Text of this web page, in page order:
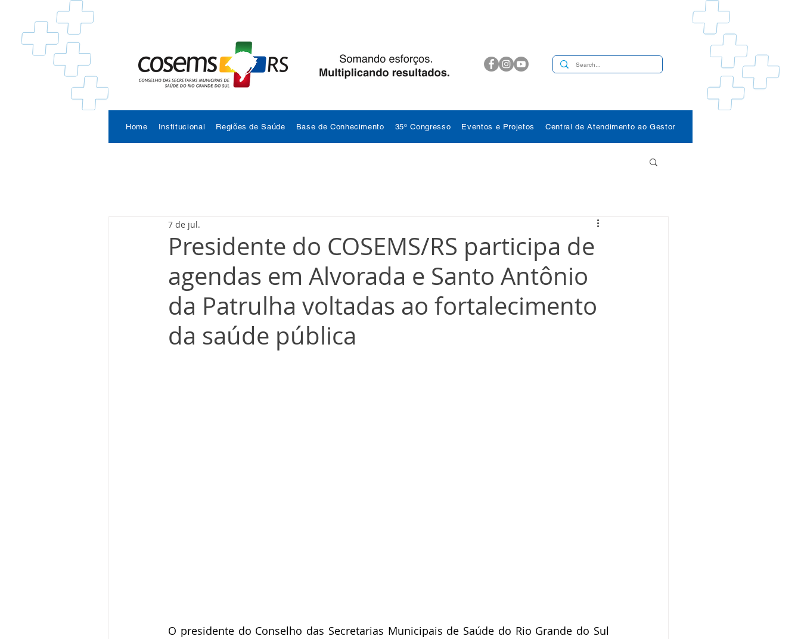
Home Institucional Regiões de Saúde Base de Conhecimento 35º Congresso Eventos e Projetos Central de Atendimento ao Gestor
Presidente do COSEMS/RS participa de
agendas em Alvorada e Santo Antônio
da Patrulha voltadas ao fortalecimento
da saúde pública
7 de jul.
O presidente do Conselho das Secretarias Municipais de Saúde do Rio Grande do Sul